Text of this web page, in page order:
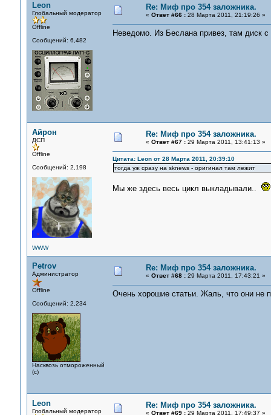
Leon
Глобальный модератор
Offline
Сообщений: 6,482
Re: Миф про 354 заложника.
« Ответ #66 :28 Марта 2011, 21:19:26 »
Неведомо. Из Беслана привез, там диск
Айрон
ДСП
Offline
Сообщений: 2,198
WWW
Re: Миф про 354 заложника.
« Ответ #67 :29 Марта 2011, 13:41:13 »
Цитата: Leon от 28 Марта 2011, 20:39:10
тогда уж сразу на sknews - оригинал там лежит
Мы же здесь весь цикл выкладывали..
Petrov
Администратор
Offline
Сообщений: 2,234
Насквозь отмороженный
(с)
Re: Миф про 354 заложника.
« Ответ #68 :29 Марта 2011, 17:43:21 »
Очень хорошие статьи. Жаль, что они не
Leon
Глобальный модератор
Re: Миф про 354 заложника.
« Ответ #69 :29 Марта 2011, 17:49:37 »